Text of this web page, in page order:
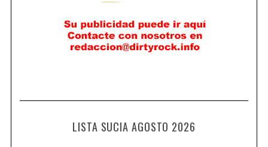
LISTA SUCIA AGOSTO 2026